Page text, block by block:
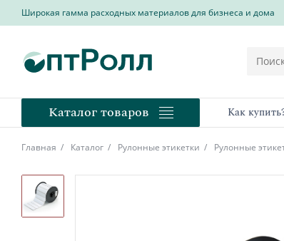
Широкая гамма расходных материалов для бизнеса и дома
Каталог товаров Как
Главная Каталог Рулонные этикетки Рулонные